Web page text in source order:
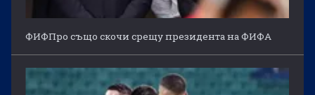
ФИФПро също скочи срещу президента на ФИФА